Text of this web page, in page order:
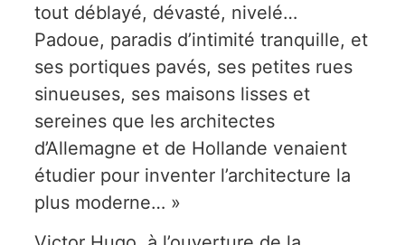
tout déblayé, dévasté, nivelé…
Padoue, paradis d’intimité tranquille, et
ses portiques pavés, ses petites rues
sinueuses, ses maisons lisses et
sereines que les architectes
d’Allemagne et de Hollande venaient
étudier pour inventer l’architecture la
plus moderne… »